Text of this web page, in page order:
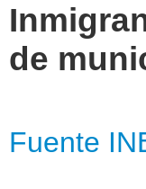
de
Fuente